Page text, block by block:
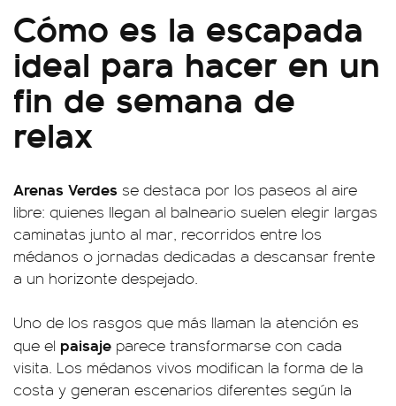
Cómo es la escapada
ideal para hacer en un
fin de semana de
relax
Arenas Verdes se destaca por los paseos al aire
libre: quienes llegan al balneario suelen elegir largas
caminatas junto al mar, recorridos entre los
médanos o jornadas dedicadas a descansar frente
a un horizonte despejado.
Uno de los rasgos que más llaman la atención es
que el paisaje parece transformarse con cada
visita. Los médanos vivos modifican la forma de la
costa y generan escenarios diferentes según la